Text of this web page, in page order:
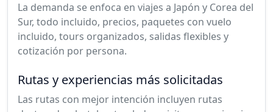
La demanda se enfoca en viajes a Japón y Corea del
Sur, todo incluido, precios, paquetes con vuelo
incluido, tours organizados, salidas flexibles y
cotización por persona.
Rutas y experiencias más solicitadas
Las rutas con mejor intención incluyen rutas